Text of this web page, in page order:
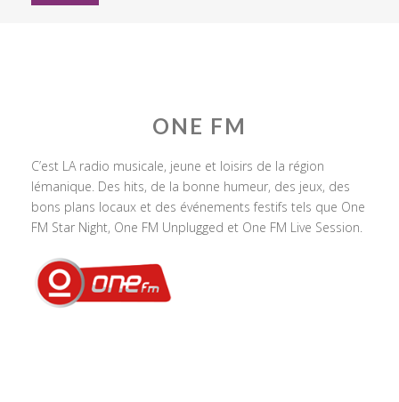
ONE FM
C’est LA radio musicale, jeune et loisirs de la région
lémanique. Des hits, de la bonne humeur, des jeux, des
bons plans locaux et des événements festifs tels que One
FM Star Night, One FM Unplugged et One FM Live Session.